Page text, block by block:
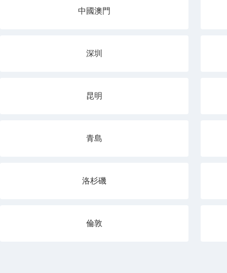
中國澳門
深圳
昆明
青島
洛杉磯
倫敦